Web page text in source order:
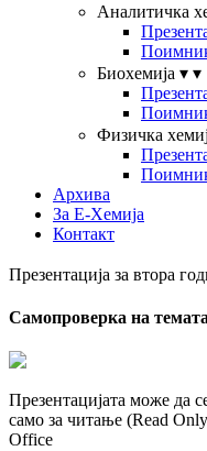
Аналитичка
Биохемија ▾ ▾
Физичка
Архива
За Е-Хемија
Контакт
Презентација за втора
Самопроверка на
Презентацијата може да
само за читање (Read
Office